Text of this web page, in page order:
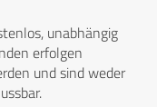
unabhängig
erfolgen
und sind weder